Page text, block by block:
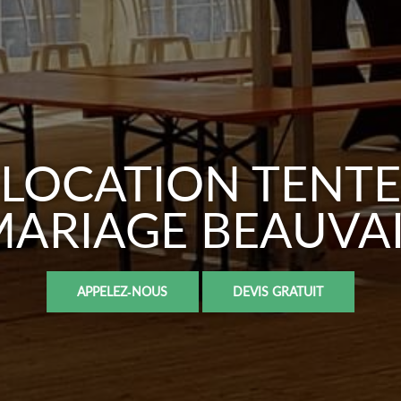
LOCATION TENTE
APPELEZ-NOUS DEVIS GRATUIT